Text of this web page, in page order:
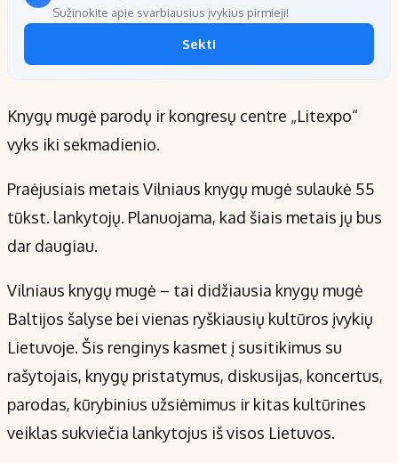
Sužinokite apie svarbiausius įvykius pirmieji!
Sekti
Knygų mugė parodų ir kongresų centre „Litexpo“
vyks iki sekmadienio.
Praėjusiais metais Vilniaus knygų mugė sulaukė 55
tūkst. lankytojų. Planuojama, kad šiais metais jų bus
dar daugiau.
Vilniaus knygų mugė – tai didžiausia knygų mugė
Baltijos šalyse bei vienas ryškiausių kultūros įvykių
Lietuvoje. Šis renginys kasmet į susitikimus su
rašytojais, knygų pristatymus, diskusijas, koncertus,
parodas, kūrybinius užsiėmimus ir kitas kultūrines
veiklas sukviečia lankytojus iš visos Lietuvos.